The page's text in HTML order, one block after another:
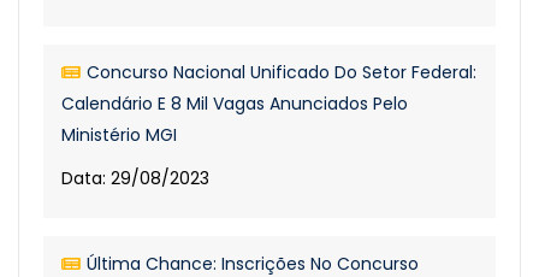
Concurso Nacional Unificado Do Setor Federal:
Calendário E 8 Mil Vagas Anunciados Pelo
Ministério MGI
Data: 29/08/2023
Última Chance: Inscrições No Concurso